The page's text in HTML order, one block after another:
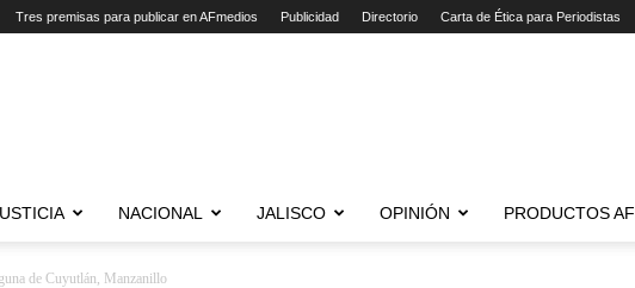
Tres premisas para publicar en AFmedios Publicidad Directorio Carta de Ética para Periodistas
NACIONAL JALISCO OPINIÓN PRODUCTOS AF
de Cuyutlán, Manzanillo